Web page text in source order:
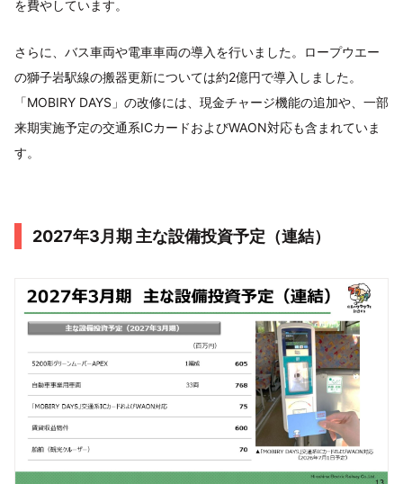
を費やしています。
さらに、バス車両や電車車両の導入を行いました。ロープウエー
の獅子岩駅線の搬器更新については約2億円で導入しました。
「MOBIRY DAYS」の改修には、現金チャージ機能の追加や、一部
来期実施予定の交通系ICカードおよびWAON対応も含まれていま
す。
2027年3月期 主な設備投資予定（連結）